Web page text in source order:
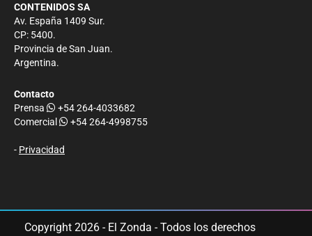
CONTENIDOS SA
Av. España 1409 Sur.
CP: 5400.
Provincia de San Juan.
Argentina.
Contacto
Prensa
+54 264-4033682
Comercial
+54 264-4998755
- Privacidad
Copyright 2026 - El Zonda - Todos los derechos